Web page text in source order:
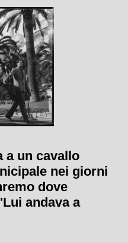
a un cavallo
nei giorni
dove
andava a